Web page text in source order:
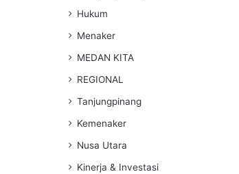
Hukum
Menaker
MEDAN KITA
REGIONAL
Tanjungpinang
Kemenaker
Nusa Utara
Kinerja & Investasi